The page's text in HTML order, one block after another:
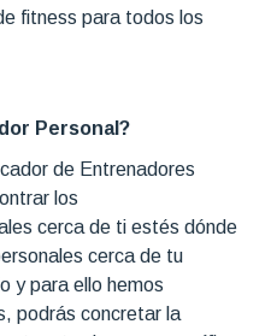
fitness para todos los
Personal?
de Entrenadores
los
cerca de ti estés dónde
cerca de tu
y para ello hemos
podrás concretar la